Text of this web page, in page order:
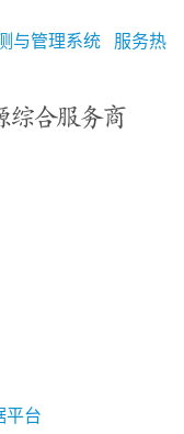
与管理系统 服务热
平台